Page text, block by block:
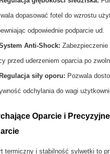
dopasować fotel do wzrostu
odpowiednie podparcie ud.
Anti-Shock: Zabezpieczenie
przed uderzeniem oparcia po
Regulacja siły oporu: Pozwala
odchylania do wagi
Oparcie i Precyzyjne
termiczny i stabilność sylwetki to